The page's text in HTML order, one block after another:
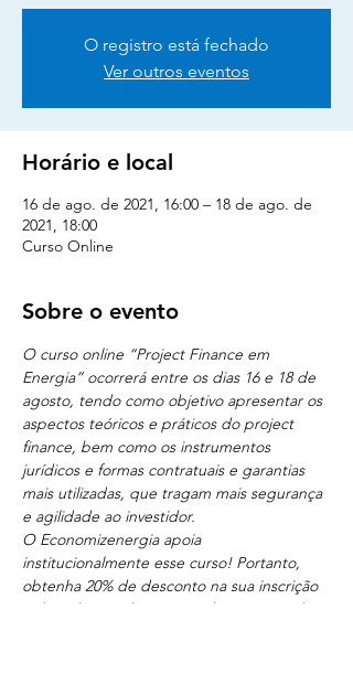
O registro está fechado
Ver outros eventos
Horário e local
16 de ago. de 2021, 16:00 – 18 de ago. de
2021, 18:00
Curso Online
Sobre o evento
O curso online “Project Finance em
Energia” ocorrerá entre os dias 16 e 18 de
agosto, tendo como objetivo apresentar os
aspectos teóricos e práticos do project
finance, bem como os instrumentos
jurídicos e formas contratuais e garantias
mais utilizadas, que tragam mais segurança
e agilidade ao investidor.
O Economizenergia apoia
institucionalmente esse curso! Portanto,
obtenha 20% de desconto na sua inscrição
utilizando o código "apoiador" através do